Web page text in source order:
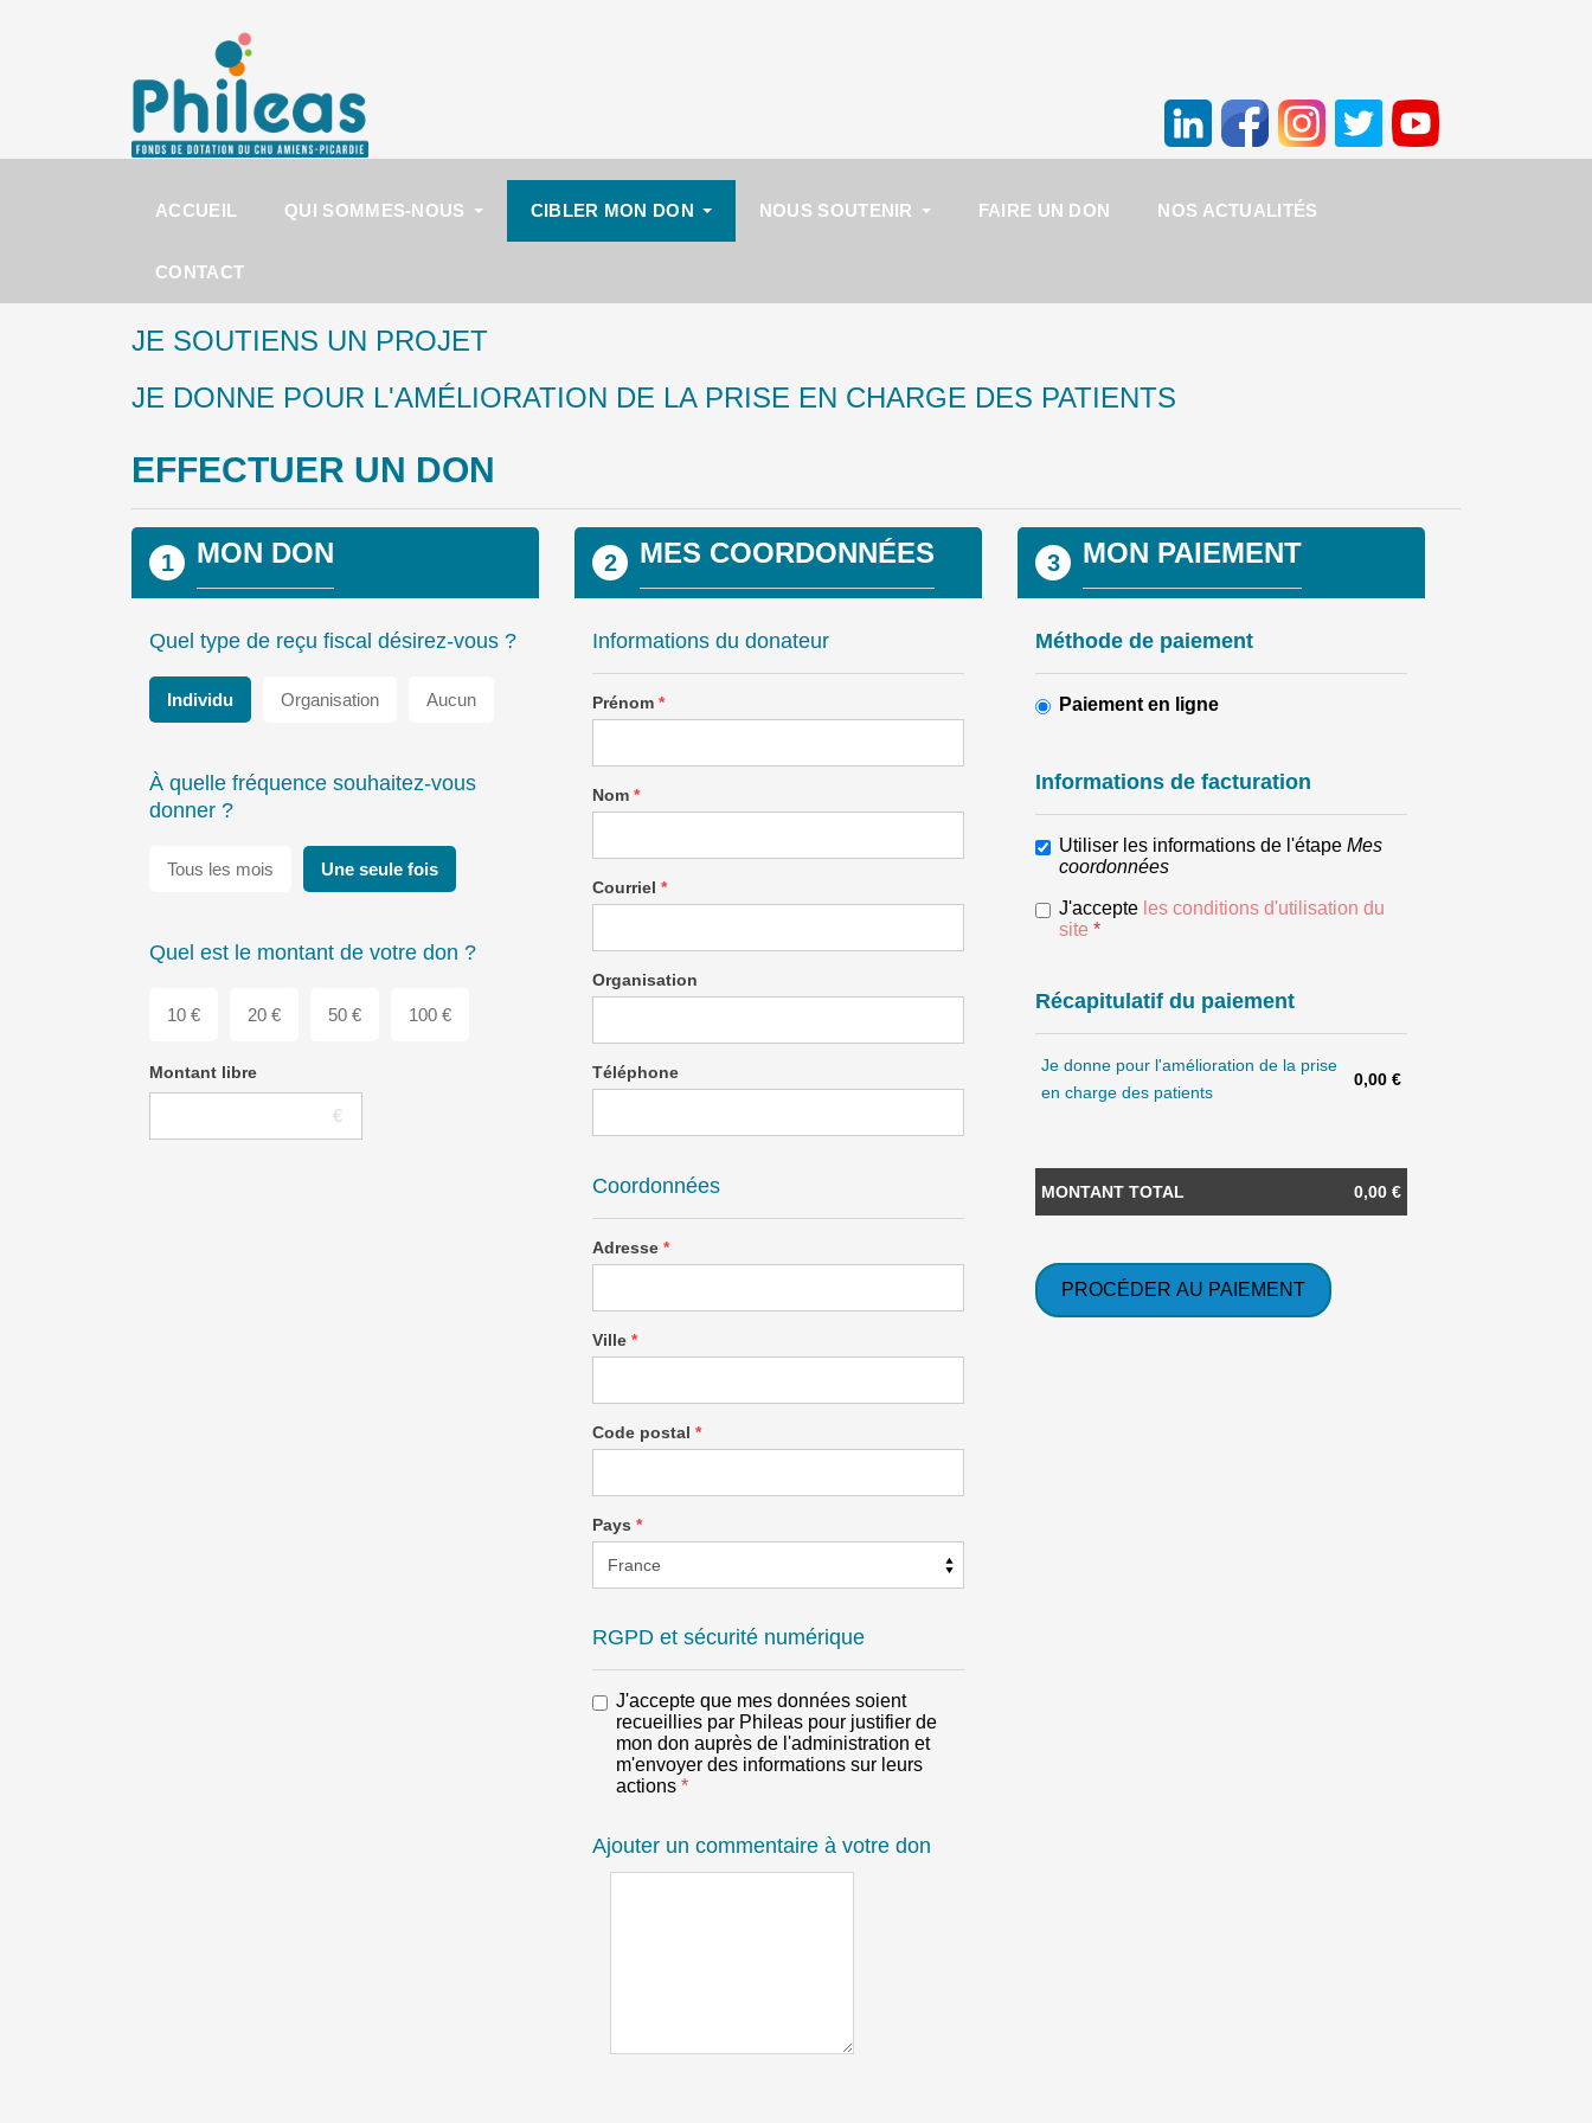
ACCUEIL QUI SOMMES-NOUS CIBLER MON DON NOUS SOUTENIR FAIRE UN DON NOS ACTUALITÉS
CONTACT
JE SOUTIENS UN PROJET
JE DONNE POUR L'AMÉLIORATION DE LA PRISE EN CHARGE DES PATIENTS
EFFECTUER UN DON
1 MON DON
Quel type de reçu fiscal désirez-vous ?
Individu Organisation Aucun
À quelle fréquence souhaitez-vous
donner ?
Tous les mois Une seule fois
Quel est le montant de votre don ?
10 € 20 € 50 € 100 €
Montant libre
2 MES COORDONNÉES
Informations du donateur
Prénom *
Nom *
Courriel *
Organisation
Téléphone
Coordonnées
Adresse *
Ville *
Code postal *
Pays *
RGPD et sécurité numérique
J'accepte que mes données soient
recueillies par Phileas pour justifier de
mon don auprès de l'administration et
m'envoyer des informations sur leurs
actions *
Ajouter un commentaire à votre don
3 MON PAIEMENT
Méthode de paiement
Paiement en ligne
Informations de facturation
Utiliser les informations de l'étape Mes
coordonnées
J'accepte les conditions d'utilisation du
site *
Récapitulatif du paiement
Je donne pour l'amélioration de la prise
en charge des patients
0,00 €
MONTANT TOTAL 0,00 €
PROCÉDER AU PAIEMENT